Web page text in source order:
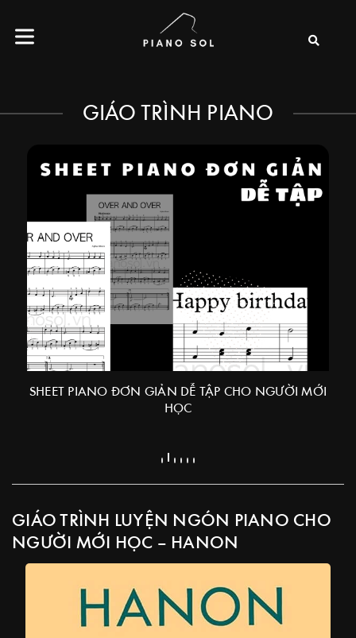
GIÁO TRÌNH PIANO
GIÁO TRÌNH PIANO CHO NGƯỜI MỚI BẮT ĐẦU
GIÁO TRÌNH LUYỆN NGÓN PIANO CHO
NGƯỜI MỚI HỌC – HANON